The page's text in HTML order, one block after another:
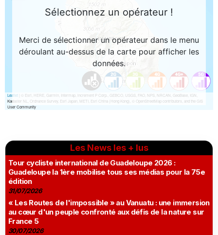
Les News les + lus
Tour cycliste international de Guadeloupe 2026 :
Guadeloupe la 1ère mobilise tous ses médias pour la 75e
édition
31/07/2026
« Les Routes de l'impossible » au Vanuatu : une immersion
au cœur d'un peuple confronté aux défis de la nature sur
France 5
30/07/2026